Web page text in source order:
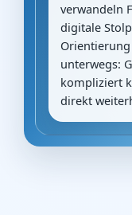
verwandeln
digitale
unterwegs:
kompliziert
direkt